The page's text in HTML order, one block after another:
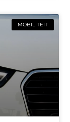
MOBILITEIT